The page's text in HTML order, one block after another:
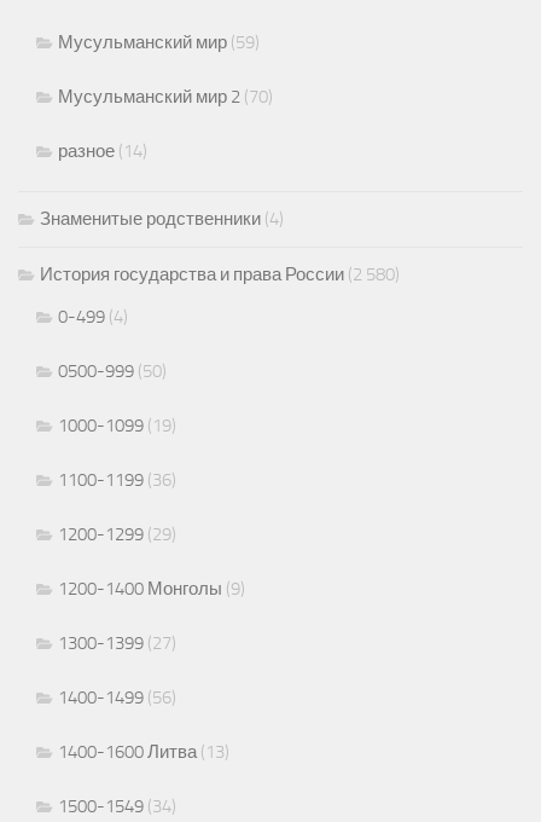
Мусульманский мир (59)
Мусульманский мир 2 (70)
разное (14)
Знаменитые родственники (4)
История государства и права России (2 580)
0-499 (4)
0500-999 (50)
1000-1099 (19)
1100-1199 (36)
1200-1299 (29)
1200-1400 Монголы (9)
1300-1399 (27)
1400-1499 (56)
1400-1600 Литва(13)
1500-1549 (34)